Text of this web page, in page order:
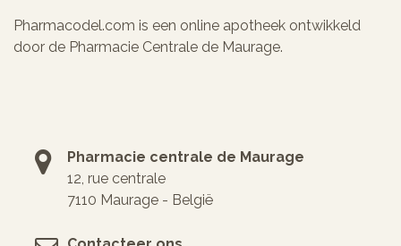
Pharmacodel.com is een online apotheek ontwikkeld
door de Pharmacie Centrale de Maurage.
Pharmacie centrale de Maurage
12, rue centrale
7110 Maurage - België